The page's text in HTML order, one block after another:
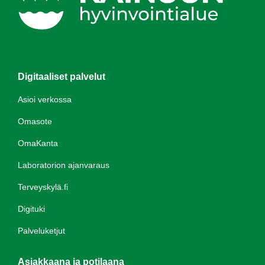
Digitaaliset palvelut
Asioi verkossa
Omasote
OmaKanta
Laboratorion ajanvaraus
Terveyskylä.fi
Digituki
Palveluketjut
Asiakkaana ja potilaana